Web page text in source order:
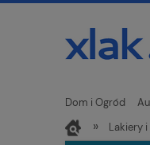
Dom i Ogród
Nowości
» Lakiery